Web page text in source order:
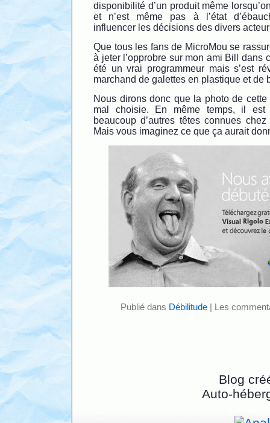
disponibilité d’un produit même
et n’est même pas à l’état
influencer les décisions des divers
Que tous les fans de MicroMou se
à jeter l’opprobre sur mon ami Bill dans
été un vrai programmeur mais s’est
marchand de galettes en plastique et de
Nous dirons donc que la photo de
mal choisie. En même temps, il est
beaucoup d’autres têtes connues
Mais vous imaginez ce que ça aurait
Publié dans Débilitude Les
Blog
Auto-